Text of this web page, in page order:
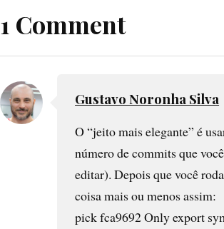
1 Comment
Gustavo Noronha Silva
O “jeito mais elegante” é
número de commits que
editar). Depois que você
coisa mais ou menos assim:
pick fca9692 Only export